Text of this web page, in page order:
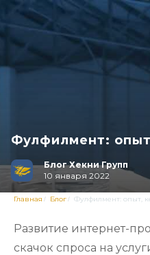
Фулфилмент:
Блог Хекни Групп
10 января 2022
Главная / Блог/ Фулфилмент: опыт,
Развитие интернет-
скачок спроса на